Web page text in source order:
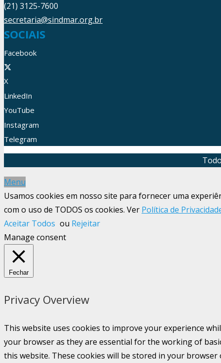
(21) 3125-7600
secretaria@sindmar.org.br
SOCIAIS
Facebook
X
LinkedIn
YouTube
Instagram
Telegram
Menu
Usamos cookies em nosso site para fornecer uma
com o uso de TODOS os cookies. Ver Política de
Aceitar Todos ou Rejeitar
Manage consent
Fechar
Privacy Overview
This website uses cookies to improve your experience
your browser as they are essential for the working of
this website. These cookies will be stored in your